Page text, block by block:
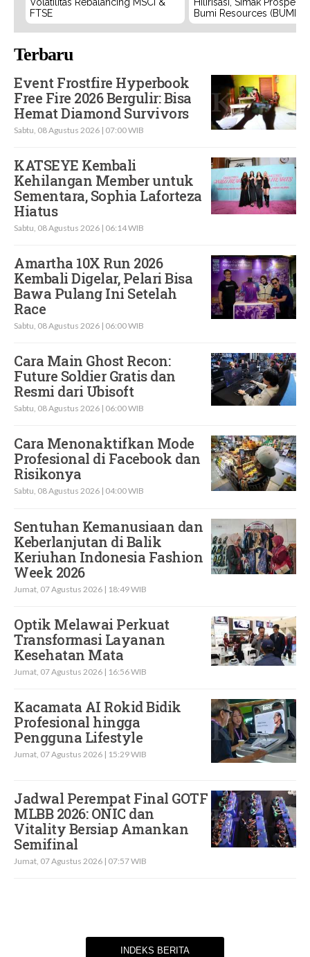
Volatilitas Rebalancing MSCI &
FTSE
Hilirisasi, Simak Prospek
Bumi Resources (BUMI)
Terbaru
Event Frostfire Hyperbook
Free Fire 2026 Bergulir: Bisa
Hemat Diamond Survivors
Sabtu, 08 Agustus 2026 | 07:00 WIB
KATSEYE Kembali
Kehilangan Member untuk
Sementara, Sophia Laforteza
Hiatus
Sabtu, 08 Agustus 2026 | 06:14 WIB
Amartha 10X Run 2026
Kembali Digelar, Pelari Bisa
Bawa Pulang Ini Setelah
Race
Sabtu, 08 Agustus 2026 | 06:00 WIB
Cara Main Ghost Recon:
Future Soldier Gratis dan
Resmi dari Ubisoft
Sabtu, 08 Agustus 2026 | 06:00 WIB
Cara Menonaktifkan Mode
Profesional di Facebook dan
Risikonya
Sabtu, 08 Agustus 2026 | 04:00 WIB
Sentuhan Kemanusiaan dan
Keberlanjutan di Balik
Keriuhan Indonesia Fashion
Week 2026
Jumat, 07 Agustus 2026 | 18:49 WIB
Optik Melawai Perkuat
Transformasi Layanan
Kesehatan Mata
Jumat, 07 Agustus 2026 | 16:56 WIB
Kacamata AI Rokid Bidik
Profesional hingga
Pengguna Lifestyle
Jumat, 07 Agustus 2026 | 15:29 WIB
Jadwal Perempat Final GOTF
MLBB 2026: ONIC dan
Vitality Bersiap Amankan
Semifinal
Jumat, 07 Agustus 2026 | 07:57 WIB
INDEKS BERITA